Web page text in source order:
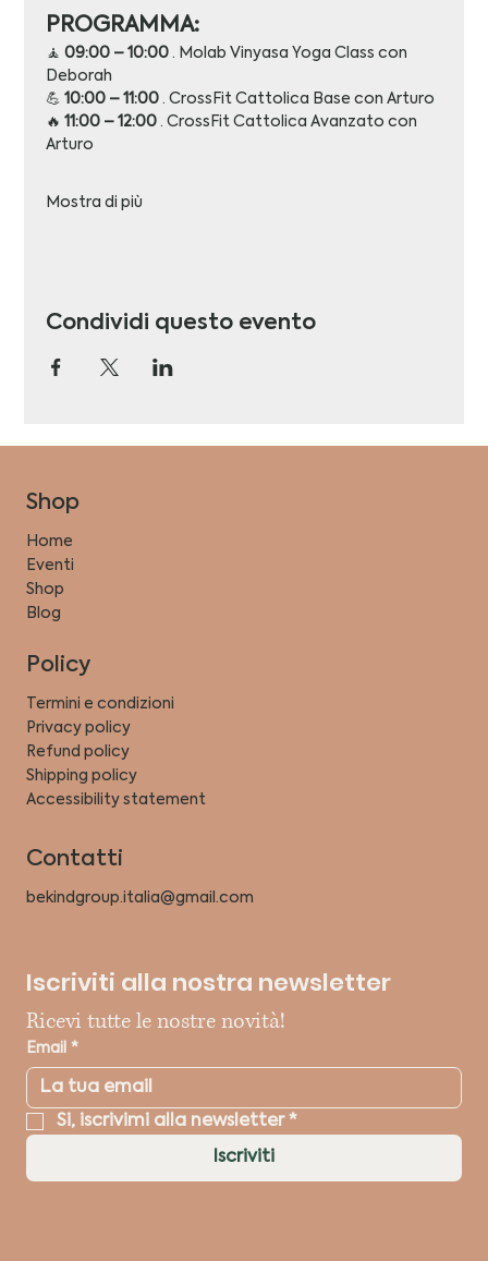
PROGRAMMA:
🧘 09:00 – 10:00 · Molab Vinyasa Yoga Class con
Deborah
💪 10:00 – 11:00 · CrossFit Cattolica Base con Arturo
🔥 11:00 – 12:00 · CrossFit Cattolica Avanzato con
Arturo
Mostra di più
Condividi questo evento
Shop
Home
Eventi
Shop
Blog
Policy
Termini e condizioni
Privacy policy
Refund policy
Shipping policy
Accessibility statement
Contatti
bekindgroup.italia@gmail.com
Iscriviti alla nostra newsletter
Ricevi tutte le nostre novità!
Email *
Si, iscrivimi alla newsletter *
Iscriviti